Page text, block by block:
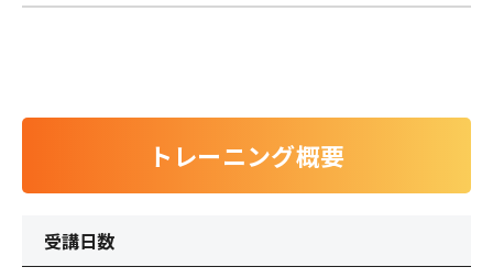
トレーニング概要
受講日数